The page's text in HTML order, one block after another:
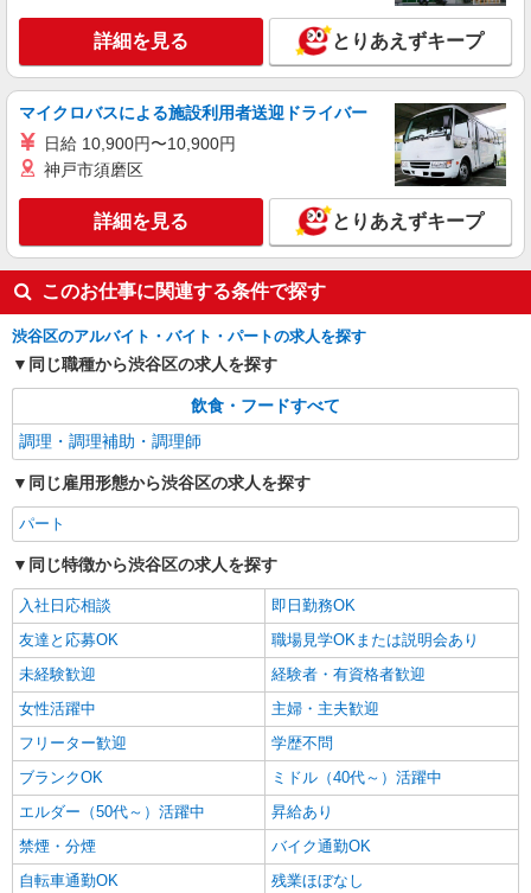
時給1,400円〜1,700円 試用期間中 時給1,400
円〜1,700円(試用期間2ヶ月) 残業が発生した場
合、残業代を1分単位で別途支給します。
世界的ＩＴ企業 24Ｆカフェ （東京都渋谷
区渋谷3-21-3 渋谷ストリーム 24F）
キープ 詳細を見る
詳細を見る とりあえずキープ
マイクロバスによる施設利用者送迎ドライバー
日給 10,900円〜10,900円
神戸市須磨区
詳細を見る とりあえずキープ
このお仕事に関連する条件で探す
渋谷区のアルバイト・バイト・パートの求人を探す
同じ職種から渋谷区の求人を探す
飲食・フードすべて
調理・調理補助・調理師
同じ雇用形態から渋谷区の求人を探す
パート
同じ特徴から渋谷区の求人を探す
入社日応相談
即日勤務OK
友達と応募OK
職場見学OKまたは説明会あり
未経験歓迎
経験者・有資格者歓迎
女性活躍中
主婦・主夫歓迎
フリーター歓迎
学歴不問
ブランクOK
ミドル（40代～）活躍中
エルダー（50代～）活躍中
昇給あり
禁煙・分煙
バイク通勤OK
自転車通勤OK
残業ほぼなし